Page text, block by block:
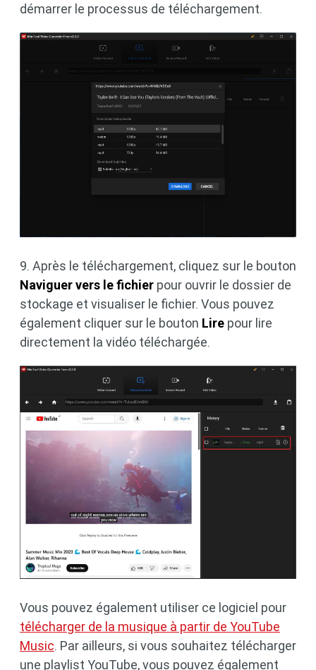
démarrer le processus de téléchargement.
9. Après le téléchargement, cliquez sur le bouton
Naviguer vers le fichier pour ouvrir le dossier de
stockage et visualiser le fichier. Vous pouvez
également cliquer sur le bouton Lire pour lire
directement la vidéo téléchargée.
Vous pouvez également utiliser ce logiciel pour
télécharger de la musique à partir de YouTube
Music. Par ailleurs, si vous souhaitez télécharger
une playlist YouTube, vous pouvez également